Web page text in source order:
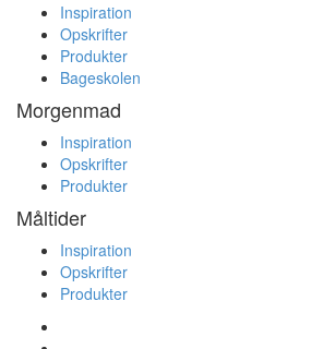
Inspiration
Opskrifter
Produkter
Bageskolen
Morgenmad
Inspiration
Opskrifter
Produkter
Måltider
Inspiration
Opskrifter
Produkter